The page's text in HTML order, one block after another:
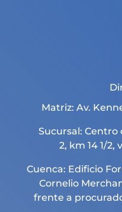
Matriz: Av.
Sucursal: Centro
2, km 14 1/2,
Cuenca: Edificio
Cornelio
frente a